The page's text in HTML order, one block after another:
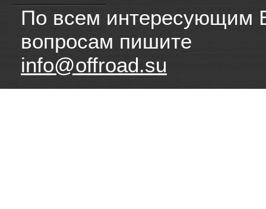
По всем интересующим
вопросам пишите
info@offroad.su